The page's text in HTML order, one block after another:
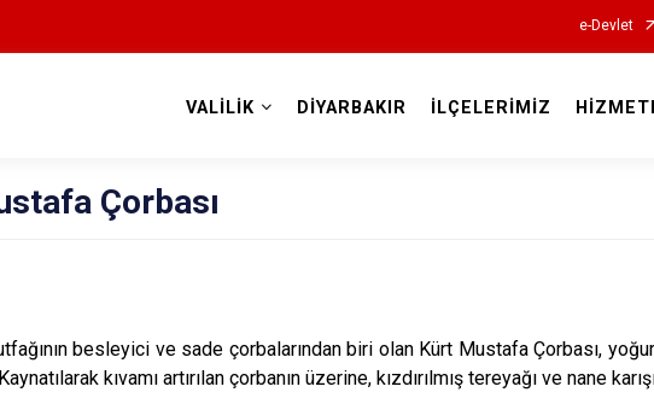
e-Devlet
VALİLİK DİYARBAKIR İLÇELERİMİZ
Çorbası
besleyici ve sade çorbalarından biri olan Kürt Mustafa Çorbası,
kıvamı artırılan çorbanın üzerine, kızdırılmış tereyağı ve nane